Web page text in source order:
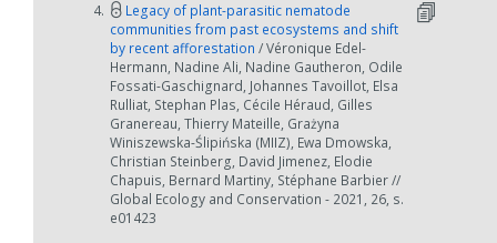
4.
Legacy of plant-parasitic nematode
communities from past ecosystems and shift
by recent afforestation / Véronique Edel-
Hermann, Nadine Ali, Nadine Gautheron, Odile
Fossati-Gaschignard, Johannes Tavoillot, Elsa
Rulliat, Stephan Plas, Cécile Héraud, Gilles
Granereau, Thierry Mateille, Grażyna
Winiszewska-Ślipińska (MIIZ), Ewa Dmowska,
Christian Steinberg, David Jimenez, Elodie
Chapuis, Bernard Martiny, Stéphane Barbier //
Global Ecology and Conservation - 2021, 26, s.
e01423